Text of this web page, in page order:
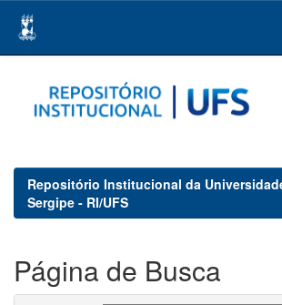
navigation
Repositório Institucional da
Sergipe - RI/UFS
Página de Busca